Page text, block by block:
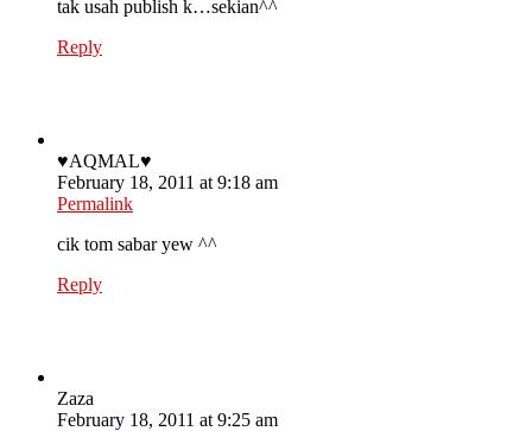
tak usah publish k…sekian^^
Reply
♥AQMAL♥
February 18, 2011 at 9:18 am
Permalink
cik tom sabar yew ^^
Reply
Zaza
February 18, 2011 at 9:25 am